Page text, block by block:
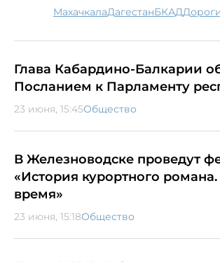
Махачкала Дагестан БКАД
Глава Кабардино-Балкарии
Посланием к Парламенту
23 июня, 15:45Общество
В Железноводске проведут
«История курортного
время»
23 июня, 15:18Общество